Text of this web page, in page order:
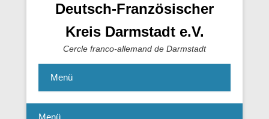
Deutsch-Französischer
Kreis Darmstadt e.V.
Cercle franco-allemand de Darmstadt
Menü
Menü